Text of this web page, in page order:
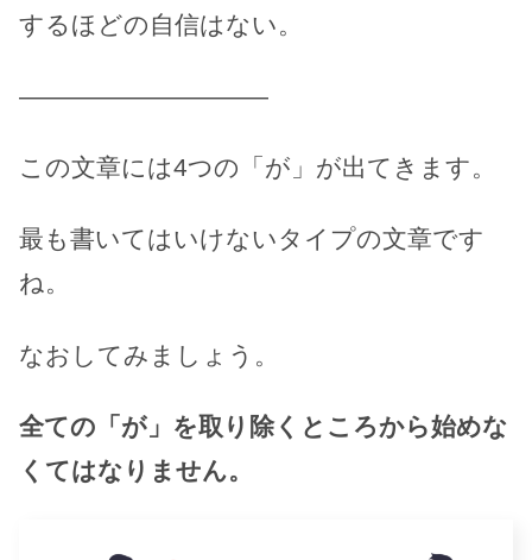
するほどの自信はない。
——————————
この文章には4つの「が」が出てきます。
最も書いてはいけないタイプの文章です
ね。
なおしてみましょう。
全ての「が」を取り除くところから始めな
くてはなりません。